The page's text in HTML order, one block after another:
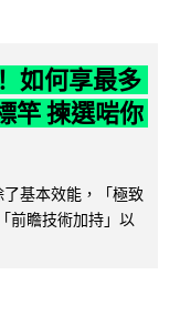
如何享最多
竿 揀選啱你
基本效能，「極致
前瞻技術加持」以